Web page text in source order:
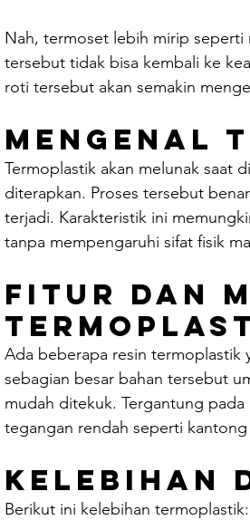
Nah, termoset lebih mirip
tersebut tidak bisa kembali ke
roti tersebut akan semakin
Mengenal
Termoplastik akan melunak saat
diterapkan. Proses tersebut
terjadi. Karakteristik ini
tanpa mempengaruhi sifat fisik
Fitur dan
Ada beberapa resin termoplastik
sebagian besar bahan tersebut
mudah ditekuk. Tergantung
tegangan rendah seperti
Kelebihan
Berikut ini kelebihan termoplastik: